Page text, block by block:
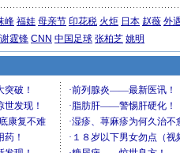
峰 福娃 母亲节 印花税 火炬 日本 赵薇 外
谢霆锋 CNN 中国足球 张柏芝 姚明